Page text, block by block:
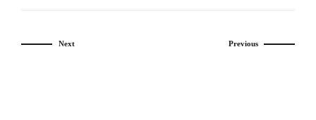
Previous
Next